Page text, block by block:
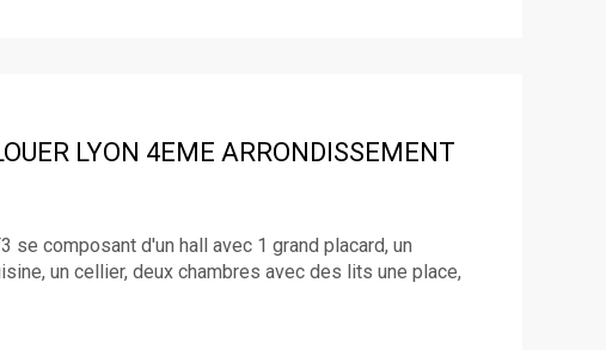
LYON 4EME ARRONDISSEMENT
se composant d'un hall avec 1 grand placard, un
un cellier, deux chambres avec des lits une place,